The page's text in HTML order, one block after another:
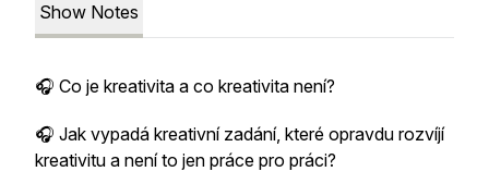
Show Notes
🎧 Co je kreativita a co kreativita není?
🎧 Jak vypadá kreativní zadání, které opravdu rozvíjí
kreativitu a není to jen práce pro práci?